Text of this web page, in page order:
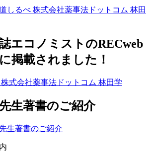
エコノミストのRECweb
掲載されました！
生著書のご紹介